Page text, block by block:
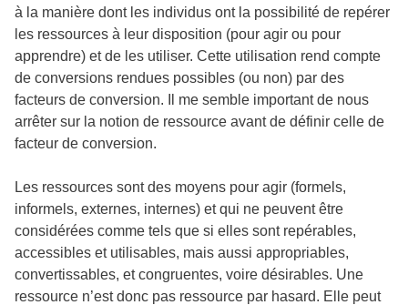
à la manière dont les individus ont la possibilité de repérer
les ressources à leur disposition (pour agir ou pour
apprendre) et de les utiliser. Cette utilisation rend compte
de conversions rendues possibles (ou non) par des
facteurs de conversion. Il me semble important de nous
arrêter sur la notion de ressource avant de définir celle de
facteur de conversion.
Les ressources sont des moyens pour agir (formels,
informels, externes, internes) et qui ne peuvent être
considérées comme tels que si elles sont repérables,
accessibles et utilisables, mais aussi appropriables,
convertissables, et congruentes, voire désirables. Une
ressource n’est donc pas ressource par hasard. Elle peut